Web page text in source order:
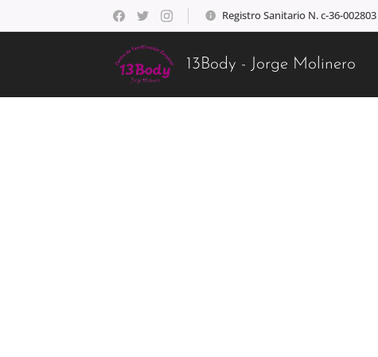
Registro Sanitario N. c-36-002803
13Body - Jorge Molinero